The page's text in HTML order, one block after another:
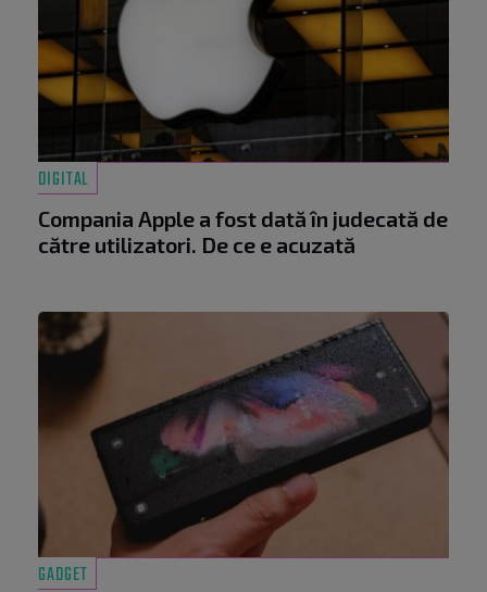
DIGITAL
Compania Apple a fost dată în judecată de
către utilizatori. De ce e acuzată
GADGET